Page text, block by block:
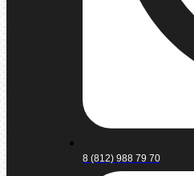
8 (812) 988 79 70